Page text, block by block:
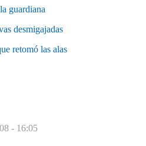
guardiana
desmigajadas
retomó las alas
- 16:05